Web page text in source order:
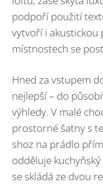
podpoří použití
vytvoří i akustickou
místnostech se
Hned za vstupem
nejlepší – do
výhledy. V malé
prostorné šatny s
shoz na prádlo
odděluje
se skládá ze dvou